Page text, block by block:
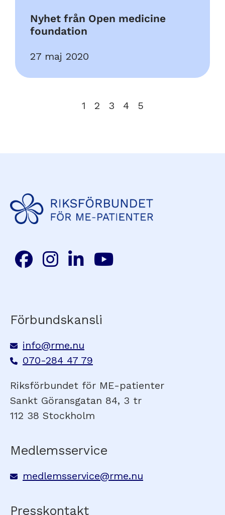
Nyhet från Open medicine
foundation
27 maj 2020
1 2 3 4 5
Förbundskansli
info@rme.nu
070-284 47 79
Riksförbundet för ME-patienter
Sankt Göransgatan 84, 3 tr
112 38 Stockholm
Medlemsservice
medlemsservice@rme.nu
Presskontakt